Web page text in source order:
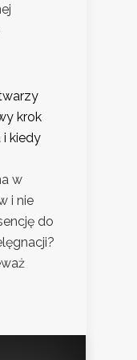
krok
i kiedy
w
i nie
do